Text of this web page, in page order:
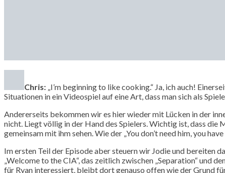
Chris: „I’m beginning to like cooking.“ Ja, ich auch!
Situationen in ein Videospiel auf eine Art, dass man sich als
Andererseits bekommen wir es hier wieder mit Lücken in der
nicht. Liegt völlig in der Hand des Spielers. Wichtig ist, dass
gemeinsam mit ihm sehen. Wie der „You don’t need him, you
Im ersten Teil der Episode aber steuern wir Jodie und bereiten
„Welcome to the CIA“, das zeitlich zwischen „Separation“ und
für Ryan interessiert, bleibt dort genauso offen wie der Grund